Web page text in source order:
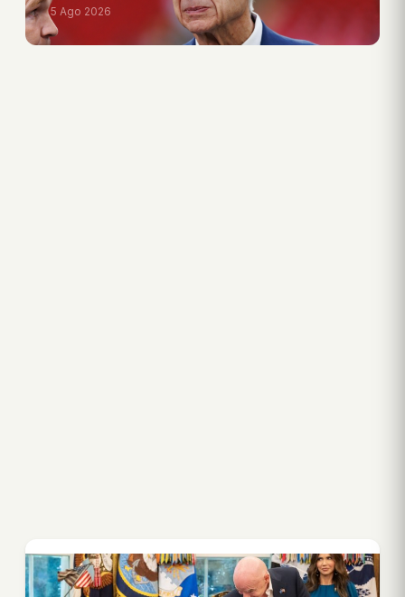
5 Ago 2026